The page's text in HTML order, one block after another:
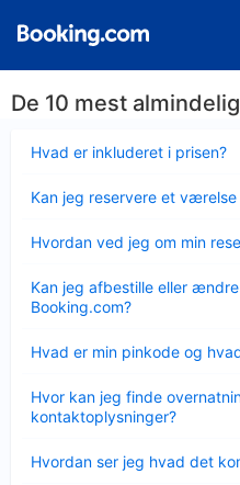
De 10 mest
Hvad er inkluderet i prisen?
Kan jeg reservere et
Hvordan ved jeg om min
Kan jeg afbestille eller
Booking.com?
Hvad er min pinkode og
Hvor kan jeg finde
kontaktoplysninger?
Hvordan ser jeg hvad det